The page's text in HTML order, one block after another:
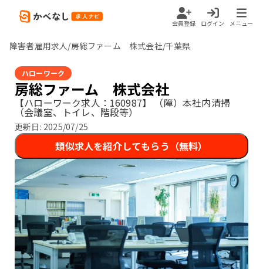
会員登録 ログイン メニュー
障害者雇用求人/房総ファーム 株式会社/千葉県
ハローワーク
房総ファーム 株式会社
【ハローワーク求人：160987】 （障）本社内清掃
（会議室、トイレ、階段等）
更新日: 2025/07/25
類似求人を紹介してもらう（無料）